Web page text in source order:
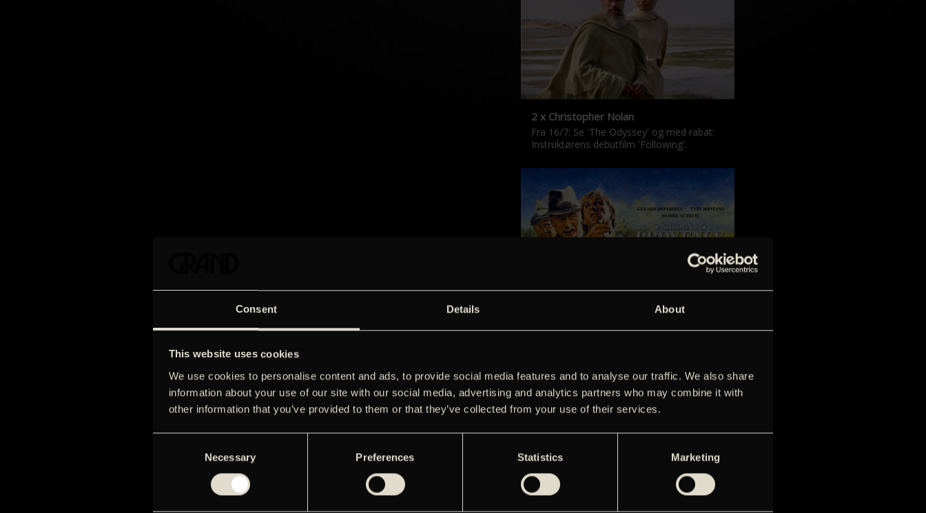
Consent Details About
This website uses cookies
We use cookies to personalise content and ads, to provide social media features and to analyse our traffic. We also share
information about your use of our site with our social media, advertising and analytics partners who may combine it with
other information that you’ve provided to them or that they’ve collected from your use of their services.
Necessary Preferences Statistics Marketing
2 x Christopher Nolan
Fra 16/7: Se 'The Odyssey' og med rabat:
Instruktørens debutfilm 'Following'.
‘Kilden i Provence’ & ‘Manon og kilden’
er tilbage i nyrestaureret form.
Films with English subtitles
Screenings with English subtitles - mainly in